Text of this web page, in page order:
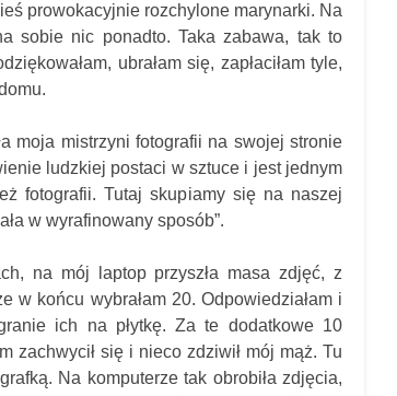
prowokacyjnie rozchylone marynarki. Na
sobie nic ponadto. Taka zabawa, tak to
ubrałam się, zapłaciłam tyle,
moja mistrzyni fotografii na swojej stronie
ludzkiej postaci w sztuce i jest jednym
fotografii. Tutaj skupiamy się na naszej
w wyrafinowany sposób”.
na mój laptop przyszła masa zdjęć, z
w końcu wybrałam 20. Odpowiedziałam i
ich na płytkę. Za te dodatkowe 10
zachwycił się i nieco zdziwił mój mąż. Tu
Na komputerze tak obrobiła zdjęcia,